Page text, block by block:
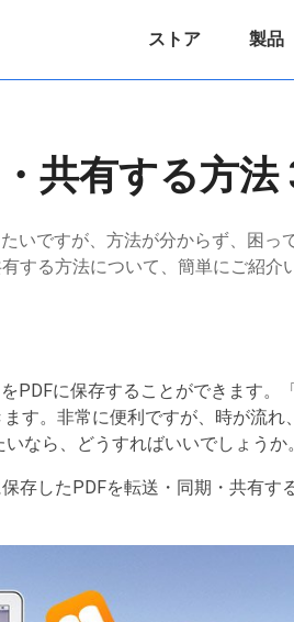
ストア 製品
共有する方法
いですが、方法が分からず、困っ
する方法について、簡単にご紹介
PDFに保存することができます。
す。非常に便利ですが、時が流れ
なら、どうすればいいでしょうか。
存したPDFを転送・同期・共有す